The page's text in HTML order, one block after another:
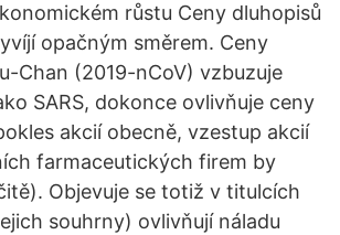
růstu Ceny dluhopisů
opačným směrem. Ceny
Chan (2019-nCoV) vzbuzuje
SARS, dokonce ovlivňuje ceny
akcií obecně, vzestup akcií
farmaceutických firem by
Objevuje se totiž v titulcích
souhrny) ovlivňují náladu